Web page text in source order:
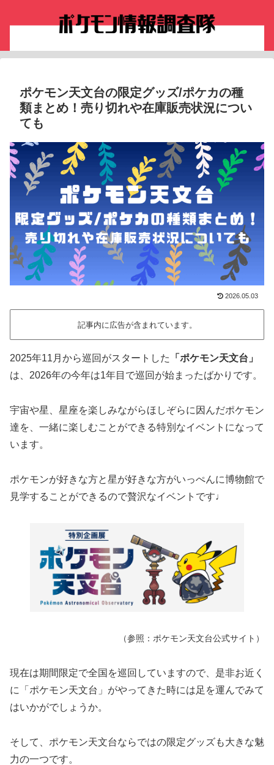
ポケモン天文台の限定グッズ/ポケカの種
類まとめ！売り切れや在庫販売状況につい
ても
2026.05.03
記事内に広告が含まれています。
2025年11月から巡回がスタートした
「ポケモン天文台」
は、2026年の今年は1年目で巡回が始まったばかりです。
宇宙や星、星座を楽しみながらほしぞらに因んだポケモン
達を、一緒に楽しむことができる特別なイベントになって
います。
ポケモンが好きな方と星が好きな方がいっぺんに博物館で
見学することができるので贅沢なイベントです♩
（参照：ポケモン天文台公式サイト）
現在は期間限定で全国を巡回していますので、是非お近く
に「ポケモン天文台」がやってきた時には足を運んでみて
はいかがでしょうか。
そして、ポケモン天文台ならではの限定グッズも大きな魅
力の一つです。